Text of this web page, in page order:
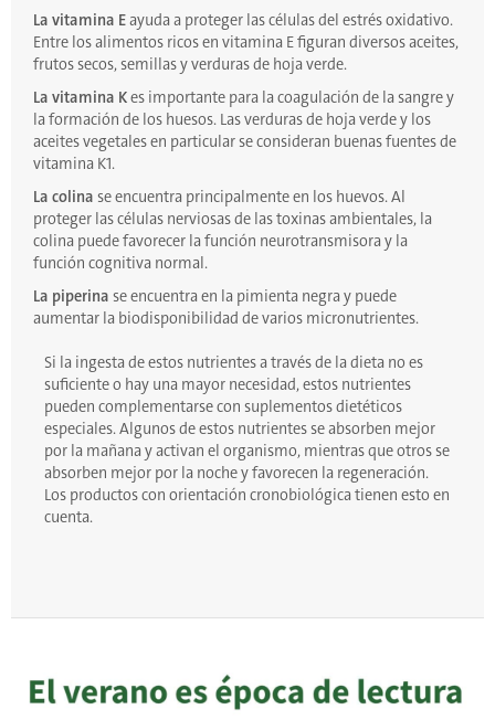
La vitamina Eayuda a proteger las células del estrés oxidativo.
Entre los alimentos ricos en vitamina E figuran diversos aceites,
frutos secos, semillas y verduras de hoja verde.
La vitamina Kes importante para la coagulación de la sangre y
la formación de los huesos. Las verduras de hoja verde y los
aceites vegetales en particular se consideran buenas fuentes de
vitamina K1.
La colina se encuentra principalmente en los huevos. Al
proteger las células nerviosas de las toxinas ambientales, la
colina puede favorecer la función neurotransmisora y la
función cognitiva normal.
La piperina se encuentra en la pimienta negra y puede
aumentar la biodisponibilidad de varios micronutrientes.
Si la ingesta de estos nutrientes a través de la dieta no es
suficiente o hay una mayor necesidad, estos nutrientes
pueden complementarse con suplementos dietéticos
especiales. Algunos de estos nutrientes se absorben mejor
por la mañana y activan el organismo, mientras que otros se
absorben mejor por la noche y favorecen la regeneración.
Los productos con orientación cronobiológica tienen esto en
cuenta.